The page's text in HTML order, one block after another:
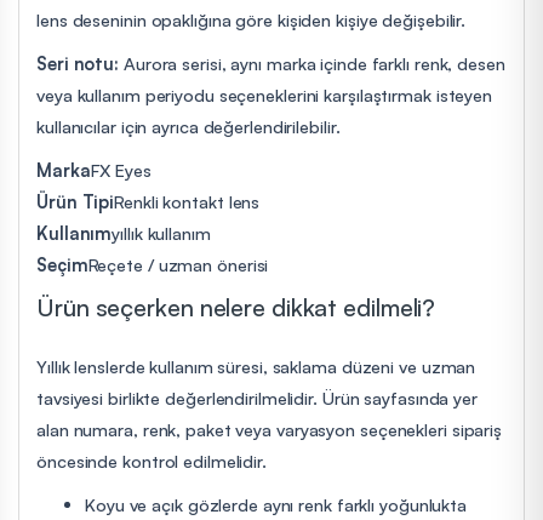
lens deseninin opaklığına göre kişiden kişiye değişebilir.
Seri notu: Aurora serisi, aynı marka içinde farklı renk, desen
veya kullanım periyodu seçeneklerini karşılaştırmak isteyen
kullanıcılar için ayrıca değerlendirilebilir.
MarkaFX Eyes
Ürün TipiRenkli kontakt lens
Kullanımyıllık kullanım
SeçimReçete / uzman önerisi
Ürün seçerken nelere dikkat edilmeli?
Yıllık lenslerde kullanım süresi, saklama düzeni ve uzman
tavsiyesi birlikte değerlendirilmelidir. Ürün sayfasında yer
alan numara, renk, paket veya varyasyon seçenekleri sipariş
öncesinde kontrol edilmelidir.
Koyu ve açık gözlerde aynı renk farklı yoğunlukta